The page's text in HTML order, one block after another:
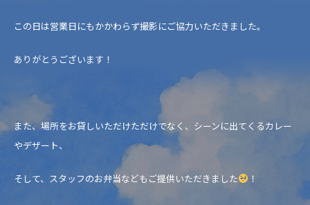
この日は営業日にもかかわらず撮影にご協力いただきました。
ありがとうございます！
また、場所をお貸しいただけただけでなく、シーンに出てくるカレー
やデザート、
そして、スタッフのお弁当などもご提供いただきました ！